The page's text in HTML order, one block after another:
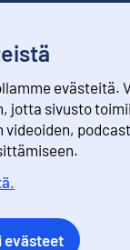
evästeitä.
jotta sivusto
evästeet